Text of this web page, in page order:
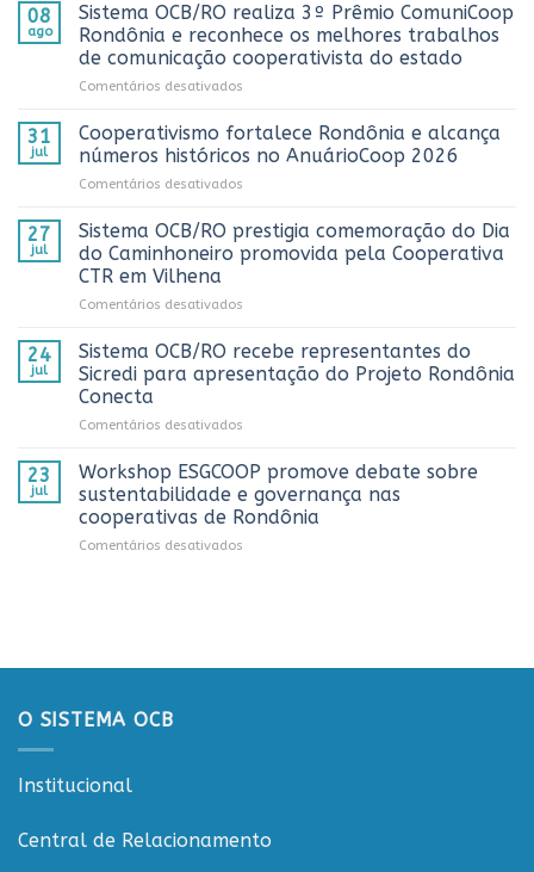
08
ago
Sistema OCB/RO realiza 3º Prêmio ComuniCoop
Rondônia e reconhece os melhores trabalhos
de comunicação cooperativista do estado
Comentários desativados
OCB/RO
3º
Rondônia
e
reconhece
de
comunicação
cooperativista
31
jul
Cooperativismo fortalece Rondônia e alcança
números históricos no AnuárioCoop 2026
Comentários desativados
fortalece
Rondônia
e
no
AnuárioCoop
27
jul
Sistema OCB/RO prestigia comemoração do Dia
do Caminhoneiro promovida pela Cooperativa
CTR em Vilhena
Comentários desativados
OCB/RO
prestigia
comemoração
Caminhoneiro
promovida
pela
Cooperativa
24
jul
Sistema OCB/RO recebe representantes do
Sicredi para apresentação do Projeto Rondônia
Conecta
Comentários desativados
OCB/RO
recebe
representantes
do
Conecta
23
jul
Workshop ESGCOOP promove debate sobre
sustentabilidade e governança nas
cooperativas de Rondônia
Comentários desativados
sustentabilidade
O SISTEMA OCB
Institucional
Central de Relacionamento